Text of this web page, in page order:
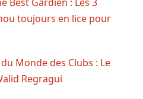
toujours en lice pour
Monde des Clubs : Le
Regragui